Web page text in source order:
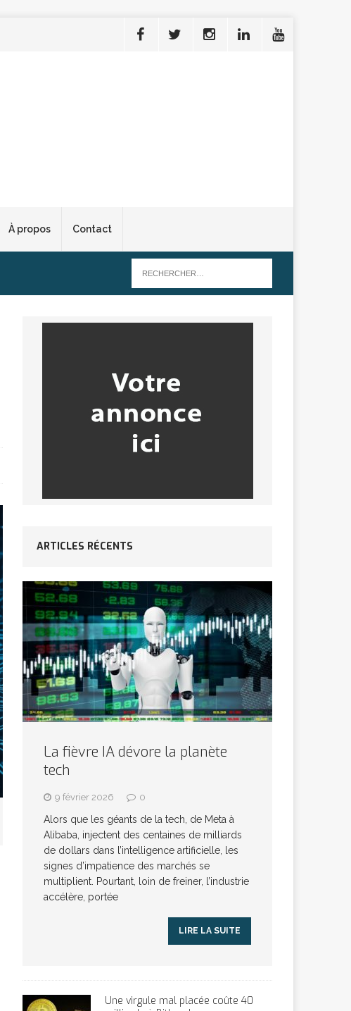
À propos Contact
ARTICLES RÉCENTS
La fièvre IA dévore la planète
tech
9 février 2026 0
Alors que les géants de la tech, de Meta à
Alibaba, injectent des centaines de milliards
de dollars dans l’intelligence artificielle, les
signes d’impatience des marchés se
multiplient. Pourtant, loin de freiner, l’industrie
accélère, portée
LIRE LA SUITE
Une virgule mal placée coûte 40